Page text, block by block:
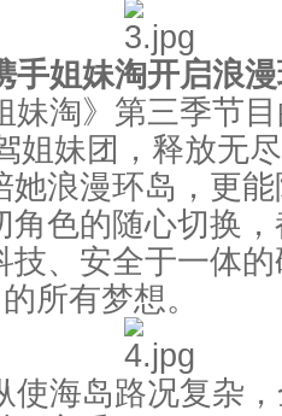
姐妹淘开启浪漫
淘》第三季节目
姐妹团，释放无
她浪漫环岛，更
角色的随心切换
技、安全于一体
所有梦想。
海岛路况复杂，